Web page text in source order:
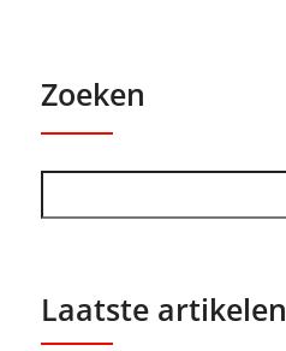
Zoeken
Laatste artikelen